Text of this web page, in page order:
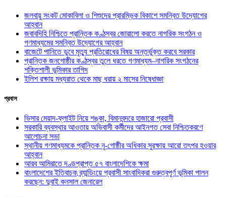
জলবায়ু সংকট মোকাবিলা ও শিশুদের প্রারম্ভিক বিকাশে সমন্বিত উদ্যোগের
আহ্বান
জবাবদিহি নিশ্চিতে প্রান্তিক কণ্ঠস্বর জোরালো করতে নাগরিক সংগঠন ও
গণমাধ্যমের সমন্বিত উদ্যোগের আহ্বান
বাজেটে পানিতে ডুবে মৃত্যু প্রতিরোধের বিষয় অন্তর্ভুক্ত করবে সরকার
প্রান্তিক জনগোষ্ঠীর কণ্ঠস্বর তুলে ধরতে গণমাধ্যম–নাগরিক সংগঠনের
শক্তিশালী ভূমিকার তাগিদ
ইলিশ রক্ষায় মধ্যরাত থেকে মাছ ধরায় ২ মাসের নিষেধাজ্ঞা
প্রবাস
ভিসার মেয়াদ-ফ্লাইট নিয়ে শঙ্কা, বিমানবন্দরে হাজারো প্রবাসী
সরকারি ব্যবস্থার আওতায় অভিবাসী কর্মীদের আইনগত সেবা নিশ্চিতকরণে
আলোচনা সভা
স্থানীয় গণমাধ্যমকে প্রান্তিক নৃ-গোষ্ঠীর অধিকার সুরক্ষায় আরো তৎপর হওয়ার
আহ্বান
আরব আমিরাতে দণ্ডপ্রাপ্ত ৫৭ বাংলাদেশিকে ক্ষমা
বাংলাদেশের ইতিবাচক ব্র্যান্ডিংয়ে প্রবাসী সাংবাদিকরা গুরুত্বপূর্ণ ভূমিকা পালন
করছেন: দুবাই কনসাল জেনারেল